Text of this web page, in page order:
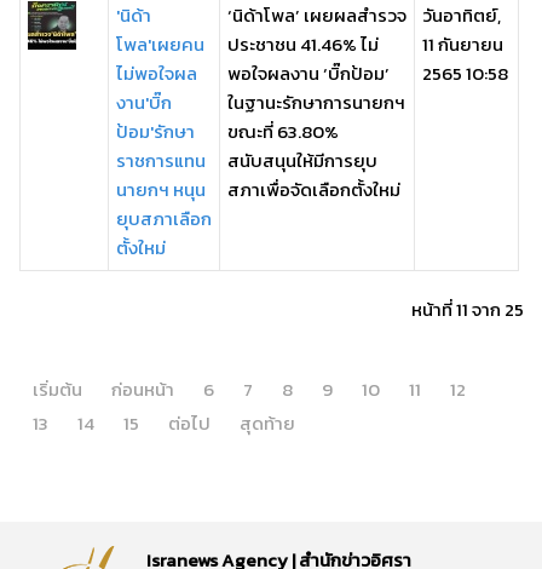
'นิด้า
โพล'เผยคน
ไม่พอใจผล
งาน'บิ๊ก
ป้อม'รักษา
ราชการแทน
นายกฯ หนุน
ยุบสภาเลือก
ตั้งใหม่
‘นิด้าโพล’ เผยผลสำรวจ
ประชาชน 41.46% ไม่
พอใจผลงาน ‘บิ๊กป้อม’
ในฐานะรักษาการนายกฯ
ขณะที่ 63.80%
สนับสนุนให้มีการยุบ
สภาเพื่อจัดเลือกตั้งใหม่
วันอาทิตย์,
11 กันยายน
2565 10:58
หน้าที่ 11 จาก 25
เริ่มต้น ก่อนหน้า 6 7 8 9 10 11
12
13
14 15 ต่อไป สุดท้าย
Isranews Agency | สำนักข่าวอิศรา